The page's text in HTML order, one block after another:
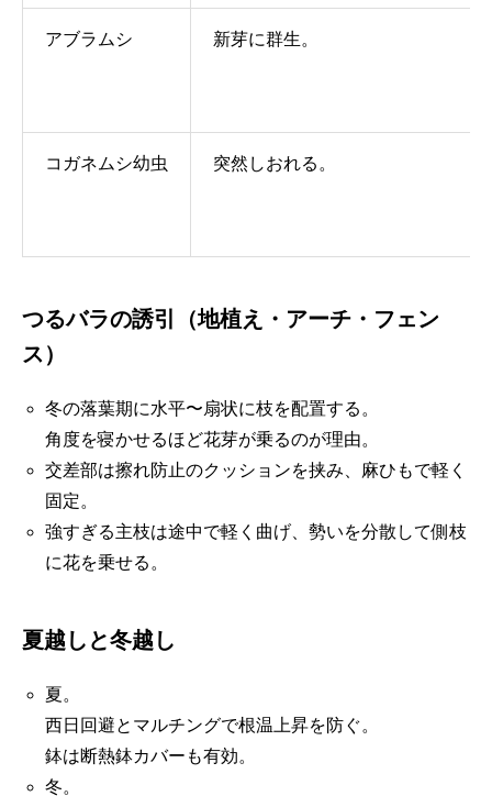
アブラムシ 新芽に群生。
コガネムシ幼虫 突然しおれる。
つるバラの誘引（地植え・アーチ・フェン
ス）
冬の落葉期に水平〜扇状に枝を配置する。
角度を寝かせるほど花芽が乗るのが理由。
交差部は擦れ防止のクッションを挟み、麻ひもで軽く
固定。
強すぎる主枝は途中で軽く曲げ、勢いを分散して側枝
に花を乗せる。
夏越しと冬越し
夏。
西日回避とマルチングで根温上昇を防ぐ。
鉢は断熱鉢カバーも有効。
冬。